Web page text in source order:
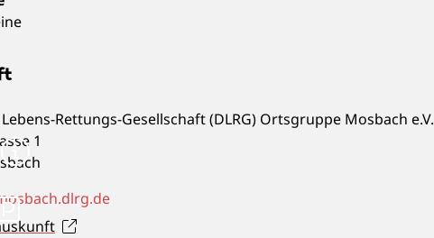
Rettungs-Gesellschaft (DLRG) Ortsgruppe Mosbach e.V.
1